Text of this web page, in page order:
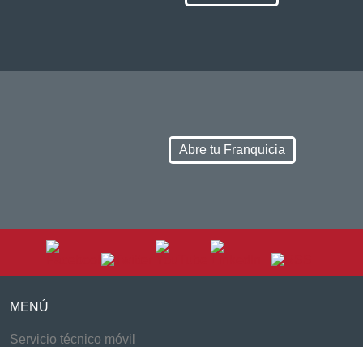
Abre tu Franquicia
MENÚ
Servicio técnico móvil